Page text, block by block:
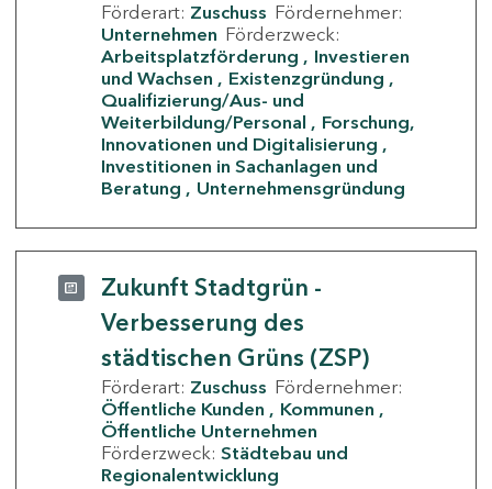
Förderart: Zuschuss Fördernehmer:
Unternehmen Förderzweck:
Arbeitsplatzförderung
Investieren
und Wachsen
Existenzgründung
Qualifizierung/Aus- und
Weiterbildung/Personal
Forschung,
Innovationen und Digitalisierung
Investitionen in Sachanlagen und
Beratung
Unternehmensgründung
Zukunft Stadtgrün -
Verbesserung des
städtischen Grüns (ZSP)
Förderart: Zuschuss Fördernehmer:
Öffentliche Kunden
Kommunen
Öffentliche Unternehmen
Förderzweck: Städtebau und
Regionalentwicklung